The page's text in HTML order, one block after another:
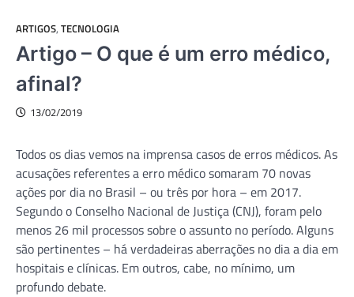
ARTIGOS, TECNOLOGIA
Artigo – O que é um erro médico,
afinal?
13/02/2019
Todos os dias vemos na imprensa casos de erros médicos. As
acusações referentes a erro médico somaram 70 novas
ações por dia no Brasil – ou três por hora – em 2017.
Segundo o Conselho Nacional de Justiça (CNJ), foram pelo
menos 26 mil processos sobre o assunto no período. Alguns
são pertinentes – há verdadeiras aberrações no dia a dia em
hospitais e clínicas. Em outros, cabe, no mínimo, um
profundo debate.